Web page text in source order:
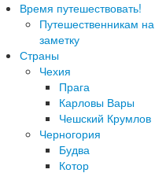
Время путешествовать!
Путешественникам на
заметку
Страны
Чехия
Прага
Карловы Вары
Чешский Крумлов
Черногория
Будва
Котор